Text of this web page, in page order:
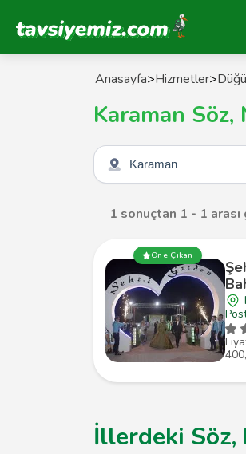
Tavsiyemiz Anasayfa
Anasayfa>Hizmetler>
Karaman Söz,
Şehir seçin
1 sonuçtan 1 - 1
Öne Çıkan
İllerdeki